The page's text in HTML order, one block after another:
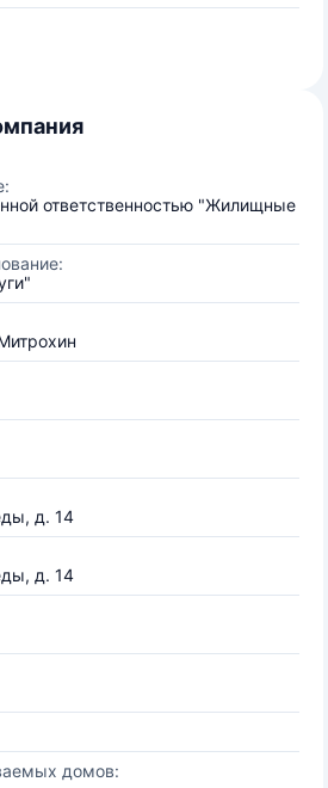
ответственностью "Жилищные
д. 14
д. 14
домов: